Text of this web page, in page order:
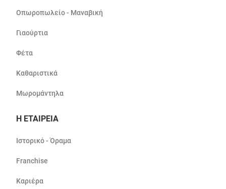
Οπωροπωλείο - Μαναβική
Γιαούρτια
Φέτα
Καθαριστικά
Μωρομάντηλα
Η ΕΤΑΙΡΕΙΑ
Ιστορικό - Όραμα
Franchise
Καριέρα